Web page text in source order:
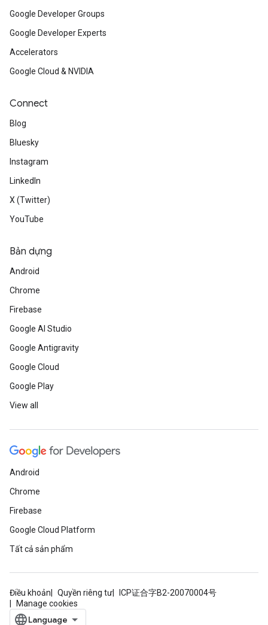
Google Developer Groups
Google Developer Experts
Accelerators
Google Cloud & NVIDIA
Connect
Blog
Bluesky
Instagram
LinkedIn
X (Twitter)
YouTube
Bản dựng
Android
Chrome
Firebase
Google AI Studio
Google Antigravity
Google Cloud
Google Play
View all
Android
Chrome
Firebase
Google Cloud Platform
Tất cả sản phẩm
Điều khoản Quyền riêng tư
ICP证合字B2-20070004号
Manage cookies